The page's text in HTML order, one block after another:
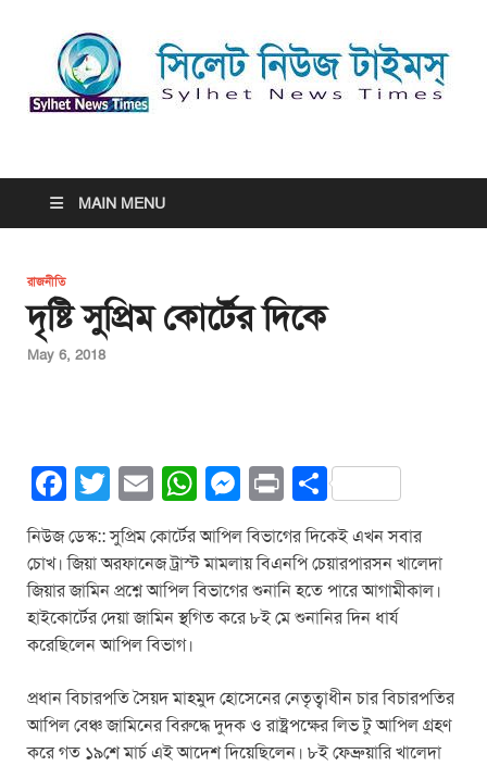
সিলেট নিউজ টাইমস্ | Sylhet
News Times
MAIN MENU
রাজনীতি
দৃষ্টি সুপ্রিম কোর্টের দিকে
May 6, 2018
F
a
c
e
b
o
o
k
T
wi
tt
er
E
m
ail
W
h
at
s
A
p
M
e
ss
e
n
er
Pr
in
t
S
h
ar
e
নিউজ ডেস্ক:: সুপ্রিম কোর্টের আপিল বিভাগের দিকেই এখন সবার
চোখ। জিয়া অরফানেজ ট্রাস্ট মামলায় বিএনপি চেয়ারপারসন খালেদা
জিয়ার জামিন প্রশ্নে আপিল বিভাগের শুনানি হতে পারে আগামীকাল।
হাইকোর্টের দেয়া জামিন স্থগিত করে ৮ই মে শুনানির দিন ধার্য
করেছিলেন আপিল বিভাগ।
প্রধান বিচারপতি সৈয়দ মাহমুদ হোসেনের নেতৃত্বাধীন চার বিচারপতির
আপিল বেঞ্চ জামিনের বিরুদ্ধে দুদক ও রাষ্ট্রপক্ষের লিভ টু আপিল গ্রহণ
করে গত ১৯শে মার্চ এই আদেশ দিয়েছিলেন। ৮ই ফেব্রুয়ারি খালেদা